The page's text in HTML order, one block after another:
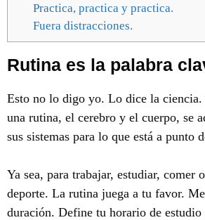
Practica, practica y practica.
Fuera distracciones.
Rutina es la palabra
Esto no lo digo yo. Lo dice la ciencia.
una rutina, el cerebro y el cuerpo, se
sus sistemas para lo que está a punto
Ya sea, para trabajar, estudiar, comer
deporte. La rutina juega a tu favor.
duración. Define tu horario de estudio